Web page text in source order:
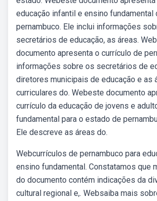
educação infantil e ensino fundamental
pernambuco. Ele inclui informações
secretários de educação, as áreas.
documento apresenta o currículo de
informações sobre os secretários de
diretores municipais de educação e as
curriculares do. Webeste documento
currículo da educação de jovens e
fundamental para o estado de
Ele descreve as áreas do.
Webcurrículos de pernambuco para
ensino fundamental. Constatamos que
do documento contém indicações da
cultural regional e,. Websaiba mais